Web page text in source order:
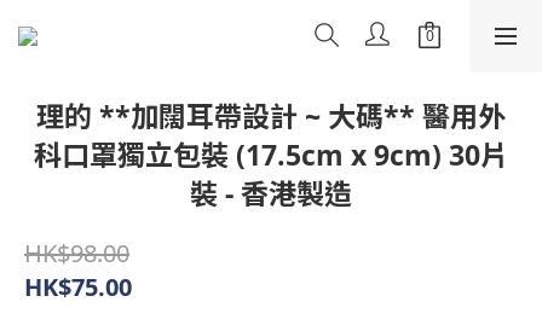
理的 **加闊耳帶設計 ~ 大碼** 醫用外
科口罩獨立包裝 (17.5cm x 9cm) 30片
裝 - 香港製造
HK$98.00
HK$75.00